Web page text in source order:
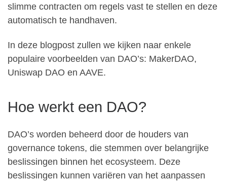
slimme contracten om regels vast te stellen en deze
automatisch te handhaven.
In deze blogpost zullen we kijken naar enkele
populaire voorbeelden van DAO’s: MakerDAO,
Uniswap DAO en AAVE.
Hoe werkt een DAO?
DAO’s worden beheerd door de houders van
governance tokens, die stemmen over belangrijke
beslissingen binnen het ecosysteem. Deze
beslissingen kunnen variëren van het aanpassen